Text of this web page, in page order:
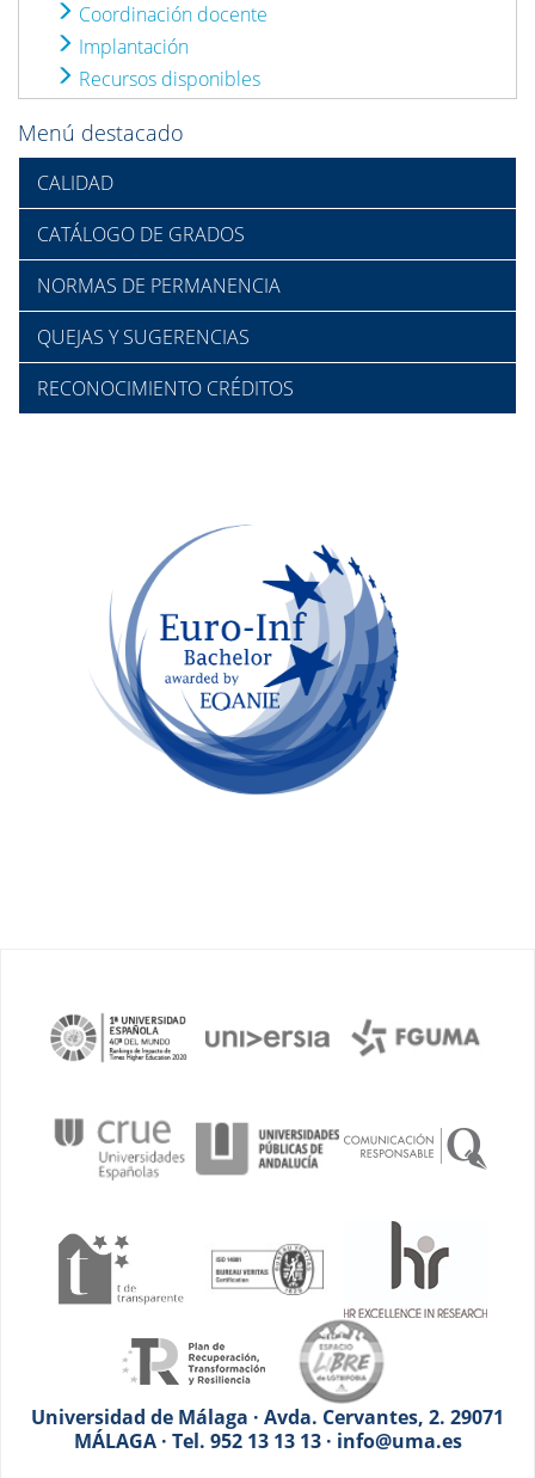
Coordinación docente
Implantación
Recursos disponibles
Menú destacado
CALIDAD
CATÁLOGO DE GRADOS
NORMAS DE PERMANENCIA
QUEJAS Y SUGERENCIAS
RECONOCIMIENTO CRÉDITOS
Universidad de Málaga · Avda. Cervantes, 2. 29071
MÁLAGA · Tel. 952 13 13 13 · info@uma.es